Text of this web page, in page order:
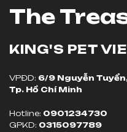
The
KING'S PET
VPĐD: 6/9 Nguyễn
Tp. Hồ Chí Minh
Hotline: 0901234730
GPKD: 0315097789